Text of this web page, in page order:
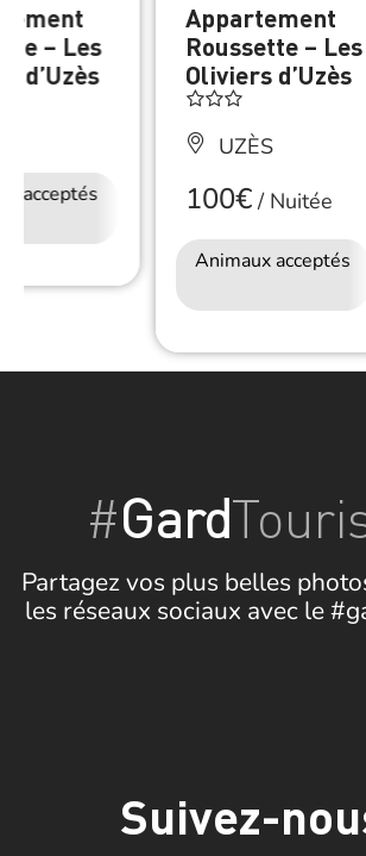
– Les
d’Uzès
acceptés
Accès Internet
Appartement
Roussette – Les
Oliviers d’Uzès
UZÈS
100€/Nuitée
Animaux acceptés
#Gard
Partagez vos plus belles
les réseaux sociaux avec le
Suivez-